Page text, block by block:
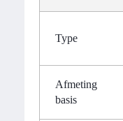
Type
Afmeting
basis